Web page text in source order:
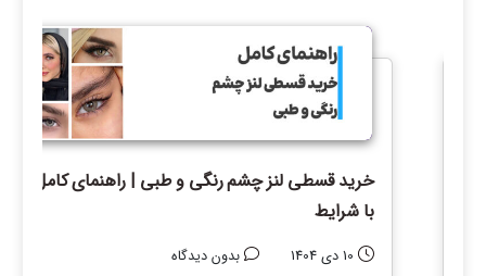
خرید قسطی لنز چشم رنگی و طبی | راهنمای کامل
بدون دیدگاه